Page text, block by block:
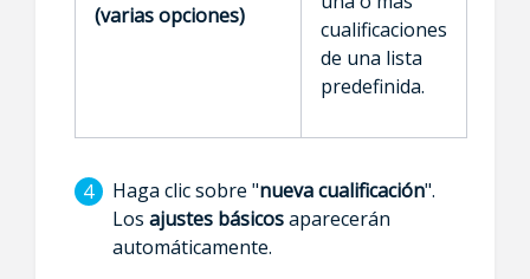
(varias opciones)
cualificaciones
de una lista
predefinida.
Haga clic sobre "nueva cualificación".
Los ajustes básicosaparecerán
automáticamente.